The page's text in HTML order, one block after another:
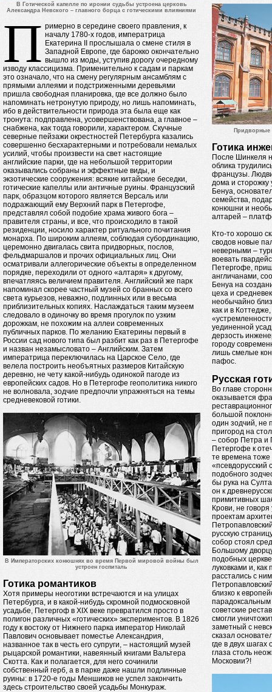
В Готической капелле по иронии судьбы устроена церковь
Александра Невского – главного борца с готическими влияниями
П римерно в середине своего правления, к
началу 1780-х годов, императрица
Екатерина II прослышала о смене стиля в
Западной Европе, где барокко окончательно
вышло из моды, уступив дорогу очередному
изводу классицизма. Применительно к садам и паркам
это означало, что на смену регулярным ансамблям с
прямыми аллеями и подстриженными деревьями
пришла свободная планировка, где все должно было
напоминать нетронутую природу, но лишь напоминать,
ибо в действительности природа эта была еще как
тронута: подправлена, усовершенствована, а главное –
снабжена, как тогда говорили, характером. Скучные
северные пейзажи окрестностей Петербурга казались
совершенно бесхарактерными и потребовали немалых
усилий, чтобы произвести на свет настоящие
английские парки, где на небольшой территории
оказывались собраны и эффектные виды, и
экзотические сооружения: всякие китайские беседки,
готические капеллы или античные руины. Французский
парк, образцом которого является Версаль или
подражающий ему Верхний парк в Петергофе,
представлял собой подобие храма живого бога –
правителя страны, и все, что происходило в такой
резиденции, носило характер ритуального почитания
монарха. По широким аллеям, соблюдая субординацию,
церемонно двигалась свита придворных, послов,
фельдмаршалов и прочих официальных лиц. Они
осматривали аллегорические объекты в определенном
порядке, переходили от одного «алтаря» к другому,
впечатляясь величием правителя. Английский же парк
напоминал скорее частный музей со бранных со всего
света курьезов, неважно, подлинных или в весьма
приблизительных копиях. Наслаждаться таким музеем
следовало в одиночку во время прогулок по узким
дорожкам, не похожим на аллеи современных
публичных парков. По желанию Екатерины первый в
России сад нового типа был разбит как раз в Петергофе
и назван незамысловато – Английским. Затем
императрица переключилась на Царское Село, где
велела построить необъятных размеров Китайскую
деревню, не чету какой-нибудь одинокой пагоде из
европейских садов. Но в Петергофе геополитика никого
не волновала, зодчие предпочли упражняться на темы
средневековой готики.
В Императорских конюшнях во время Первой мировой войны был
устроен госпиталь
Готика романтиков
Хотя примеры неоготики встречаются и на улицах
Петербурга, и в какой-нибудь скромной подмосковной
усадьбе, Петергоф в XIX веке превратился просто в
полигон различных «готических» экспериментов. В 1826
году к востоку от Нижнего парка император Николай
Павлович основывает поместье Александрия,
названное так в честь его супруги, – настоящий музей
рыцарской романтики, навеянный книгами Вальтера
Скотта. Как и полагается, для него сочинили
собственный герб, а в парке даже нашли подлинные
руины: в 1720-е годы Меншиков не успел закончить
здесь строительство своей усадьбы Монкураж.
Придворные
Готика
После Шинкеля
облика
французы.
дома и
Бенуа,
семейства,
конюшни и
алтарей –
Кто-то хорошо
сводов новые
неверными –
воевать
Петергофе,
англичанами,
Бенуа на
цеха и
необычайно
как и в
уединенной
дерзость
городу
лишь смелые
пафос.
Русская
Во главе
оказывается
большой
один зодчий, не
пригород на
– собор Петра и
Петергофе к
те времена тоже
«псевдорусский
подобного
бы рука на
он к
примитивных
Крови, не
проектам
русскую
собор стоял
Большому
подобных
луковками и, как
расстались с
близко к
парадоксальным
советские
смогли
заметный с
сказал
где в двух
глаза столь
Московии?!